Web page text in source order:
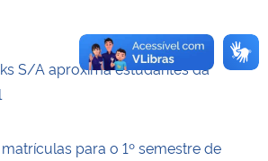
S/A aproxima estudantes da
para o 1º semestre de